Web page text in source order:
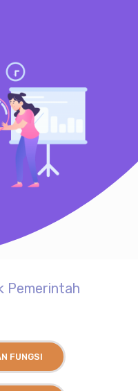
Pemerintah
FUNGSI